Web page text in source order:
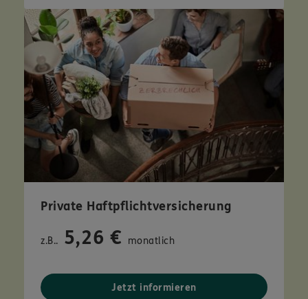
Private Haftpflichtversicherung
z.B.. 5,26 € monatlich
Jetzt informieren